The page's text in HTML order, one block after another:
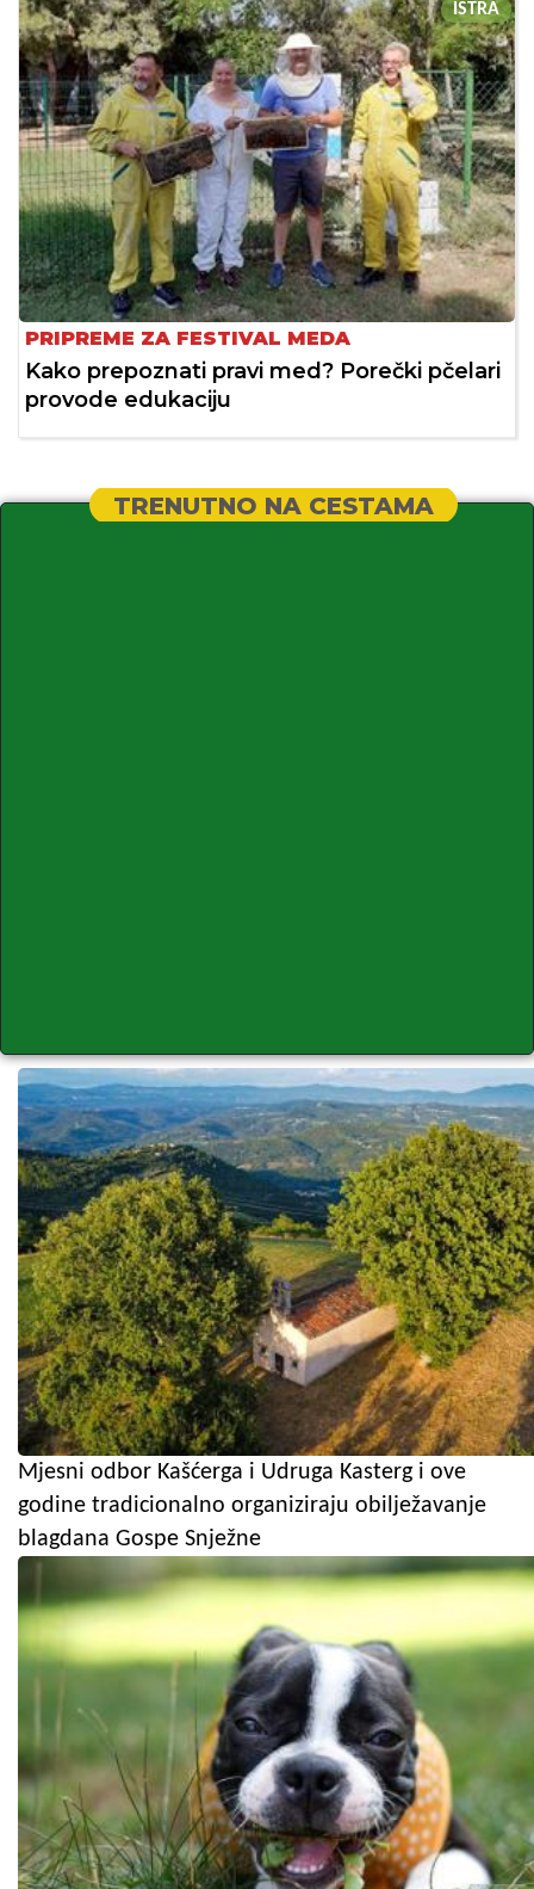
ISTRA
PRIPREME ZA FESTIVAL MEDA
Kako prepoznati pravi med? Porečki pčelari
provode edukaciju
TRENUTNO NA CESTAMA
Mjesni odbor Kašćerga i Udruga Kasterg i ove
godine tradicionalno organiziraju obilježavanje
blagdana Gospe Snježne